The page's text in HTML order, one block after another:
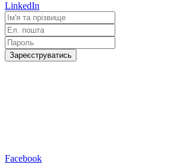
LinkedIn
Зареєструватись
Facebook